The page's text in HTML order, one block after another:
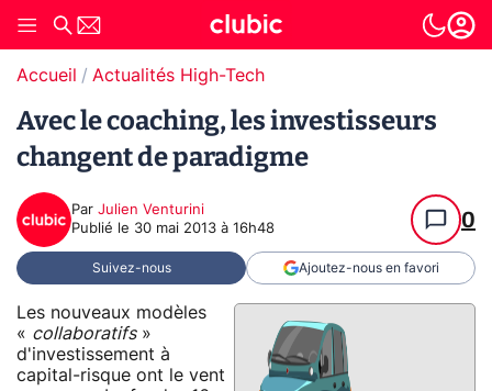
Accueil Actualités High-Tech
Avec le coaching, les investisseurs
changent de paradigme
Par Julien Venturini
Publié le 30 mai 2013 à 16h48 0
Suivez-nous Ajoutez-nous en favori
Les nouveaux modèles
« collaboratifs»
d'investissement à
capital-risque ont le vent